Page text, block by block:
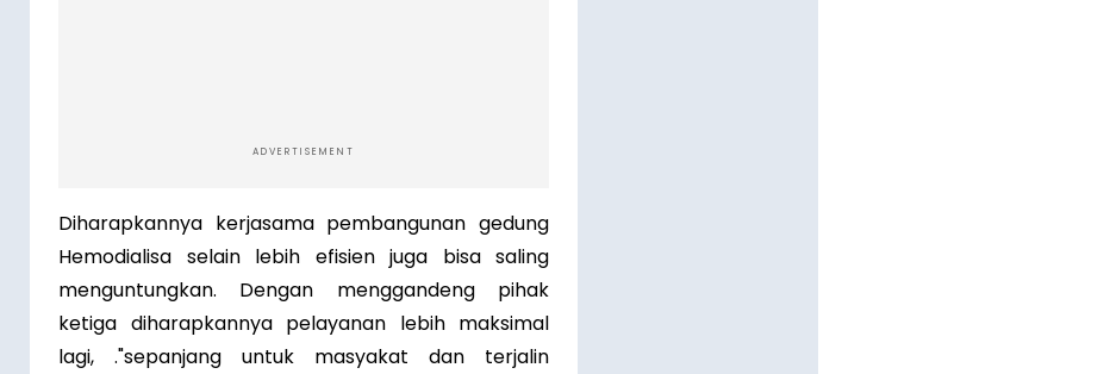
ADVERTISEMENT
Diharapkannya kerjasama pembangunan gedung
Hemodialisa selain lebih efisien juga bisa saling
menguntungkan. Dengan menggandeng pihak
ketiga diharapkannya pelayanan lebih maksimal
lagi, ."sepanjang untuk masyakat dan terjalin